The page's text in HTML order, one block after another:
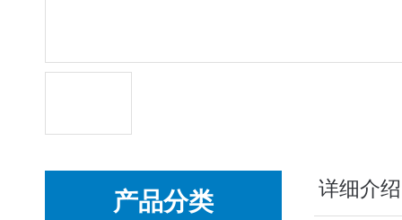
产品分类 详细介绍